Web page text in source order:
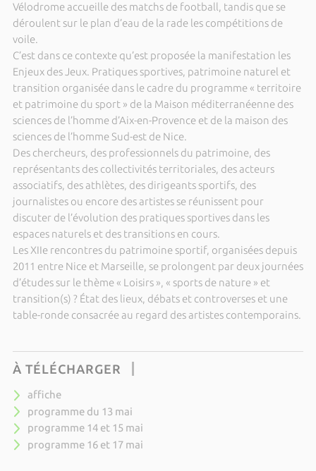
Vélodrome accueille des matchs de football, tandis que se
déroulent sur le plan d’eau de la rade les compétitions de
voile.
C’est dans ce contexte qu’est proposée la manifestation les
Enjeux des Jeux. Pratiques sportives, patrimoine naturel et
transition organisée dans le cadre du programme « territoire
et patrimoine du sport » de la Maison méditerranéenne des
sciences de l’homme d’Aix-en-Provence et de la maison des
sciences de l’homme Sud-est de Nice.
Des chercheurs, des professionnels du patrimoine, des
représentants des collectivités territoriales, des acteurs
associatifs, des athlètes, des dirigeants sportifs, des
journalistes ou encore des artistes se réunissent pour
discuter de l’évolution des pratiques sportives dans les
espaces naturels et des transitions en cours.
Les XIIe rencontres du patrimoine sportif, organisées depuis
2011 entre Nice et Marseille, se prolongent par deux journées
d’études sur le thème « Loisirs », « sports de nature » et
transition(s) ? État des lieux, débats et controverses et une
table-ronde consacrée au regard des artistes contemporains.
À TÉLÉCHARGER
affiche
programme du 13 mai
programme 14 et 15 mai
programme 16 et 17 mai